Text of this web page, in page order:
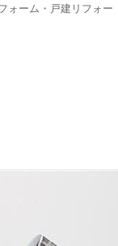
ォーム・戸建リフォー